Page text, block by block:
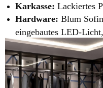
Karkasse: Lackiertes
Hardware: Blum
eingebautes LED-